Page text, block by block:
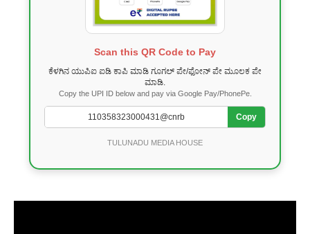
Scan this QR Code to Pay
ಕೆಳಗಿನ ಯುಪಿಐ ಐಡಿ ಕಾಪಿ ಮಾಡಿ ಗೂಗಲ್ ಪೇ/ಫೋನ್ ಪೇ ಮೂಲಕ ಪೇ
ಮಾಡಿ.
Copy the UPI ID below and pay via Google Pay/PhonePe.
Copy
TULUNADU MEDIA HOUSE